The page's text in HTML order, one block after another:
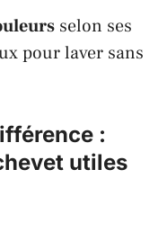
selon ses
pour laver sans
:
utiles